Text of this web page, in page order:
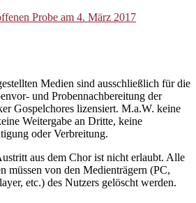
Probe am 4. März 2017
Medien sind ausschließlich für die
und Probennachbereitung der
Gospelchores lizensiert. M.a.W. keine
Weitergabe an Dritte, keine
oder Verbreitung.
aus dem Chor ist nicht erlaubt. Alle
müssen von den Medienträgern (PC,
etc.) des Nutzers gelöscht werden.